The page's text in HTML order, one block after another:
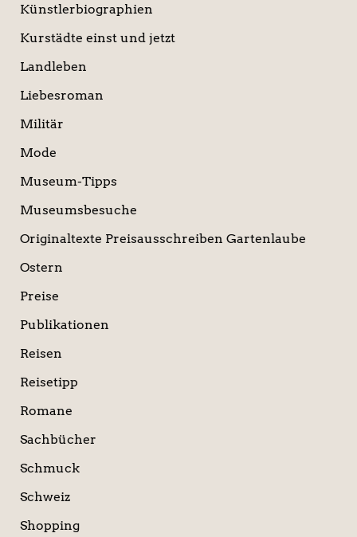
Künstlerbiographien
Kurstädte einst und jetzt
Landleben
Liebesroman
Militär
Mode
Museum-Tipps
Museumsbesuche
Originaltexte Preisausschreiben Gartenlaube
Ostern
Preise
Publikationen
Reisen
Reisetipp
Romane
Sachbücher
Schmuck
Schweiz
Shopping